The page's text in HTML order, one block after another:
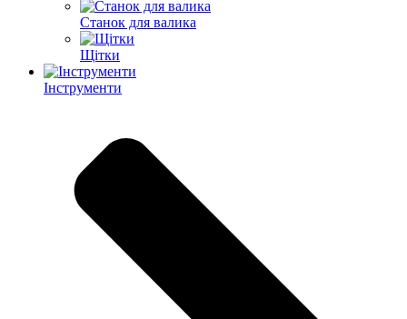
Станок для валика
Щітки
Інструменти